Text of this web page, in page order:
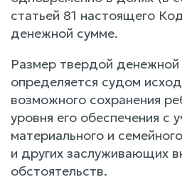
статьей 81 настоящего
денежной сумме.
Размер твердой
определяется судом
возможного сохранения
уровня его обеспечения с
материального и
и других заслуживающих
обстоятельств.